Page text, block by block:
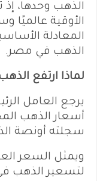
الذهب وحدها،
الأوقية عالميًا
المعادلة
الذهب في مصر.
لماذا ارتفع
يرجع العامل
أسعار الذهب
سجلته أونصة
ويمثل السعر
لتسعير الذهب